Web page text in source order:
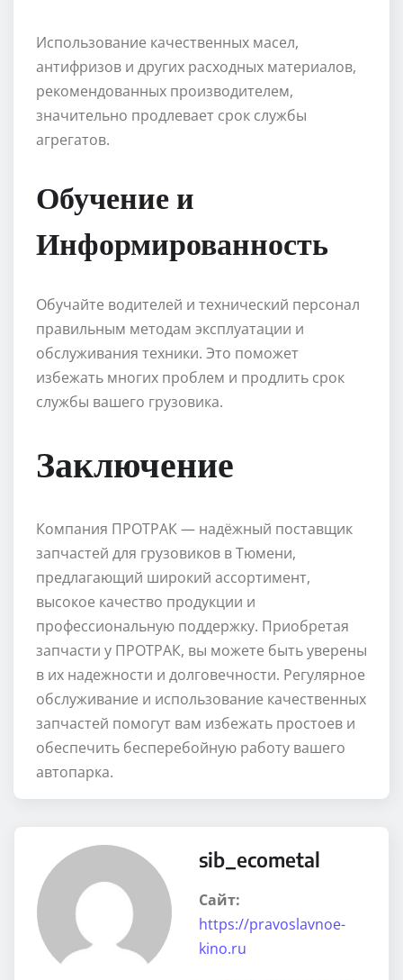
Использование качественных масел,
антифризов и других расходных материалов,
рекомендованных производителем,
значительно продлевает срок службы
агрегатов.
Обучение и
Информированность
Обучайте водителей и технический персонал
правильным методам эксплуатации и
обслуживания техники. Это поможет
избежать многих проблем и продлить срок
службы вашего грузовика.
Заключение
Компания ПРОТРАК — надёжный поставщик
запчастей для грузовиков в Тюмени,
предлагающий широкий ассортимент,
высокое качество продукции и
профессиональную поддержку. Приобретая
запчасти у ПРОТРАК, вы можете быть уверены
в их надежности и долговечности. Регулярное
обслуживание и использование качественных
запчастей помогут вам избежать простоев и
обеспечить бесперебойную работу вашего
автопарка.
sib_ecometal
Сайт:
https://pravoslavnoe-
kino.ru